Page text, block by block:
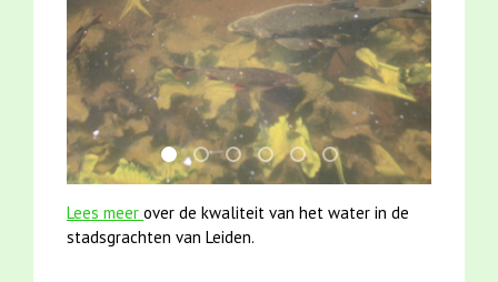
jun2021 28 brasem en rietvoorns 4a
mei2021 1 snoekje elly
mei2021 watervogelmethode fuut
smoelenboek fifi en karper
jun2021 zaklv 5 snoekje
karper met
Lees meer over de kwaliteit van het water in de
stadsgrachten van Leiden.